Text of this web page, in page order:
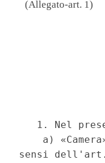
(Allegato-art. 1)
1. Nel
a)
sensi